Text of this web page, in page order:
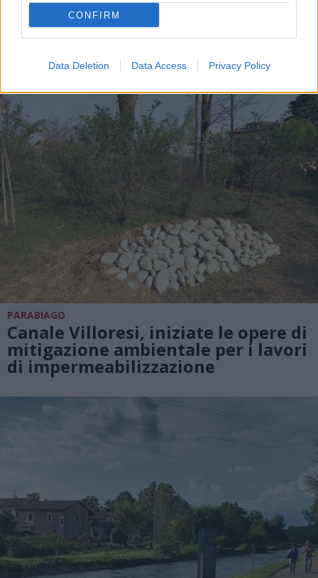
CONFIRM
Data Deletion Data Access Privacy Policy
PARABIAGO
Canale Villoresi, iniziate le opere di
mitigazione ambientale per i lavori
di impermeabilizzazione